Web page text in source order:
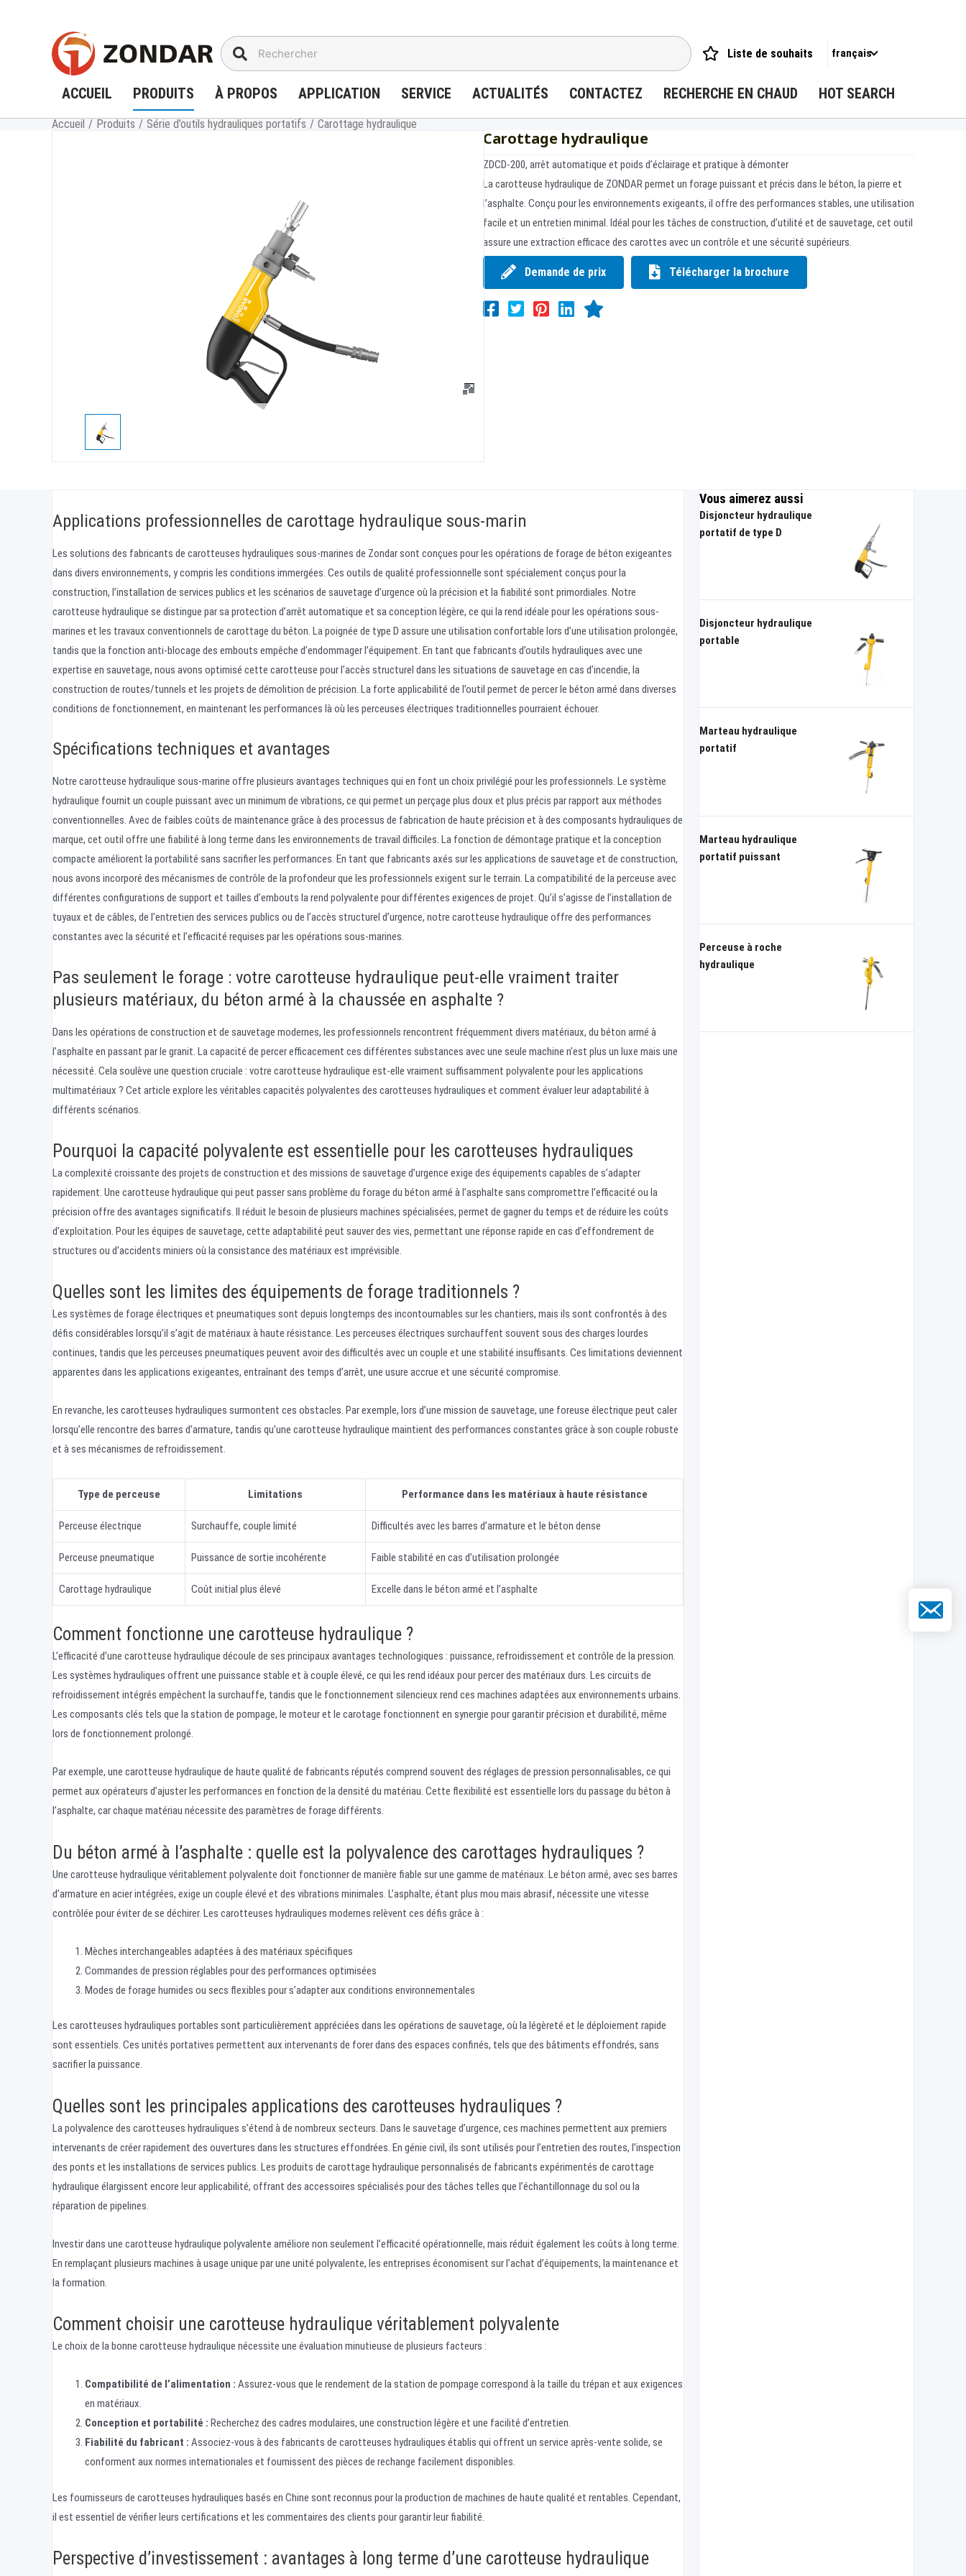
Liste de souhaits français
ACCUEIL PRODUITS À PROPOS APPLICATION SERVICE ACTUALITÉS CONTACTEZ RECHERCHE EN CHAUD HOT SEARCH
Accueil / Produits / Série d’outils hydrauliques portatifs / Carottage hydraulique
Carottage hydraulique
ZDCD-200, arrêt automatique et poids d’éclairage et pratique à démonter
La carotteuse hydraulique de ZONDAR permet un forage puissant et précis dans le béton, la pierre et
l’asphalte. Conçu pour les environnements exigeants, il offre des performances stables, une utilisation
facile et un entretien minimal. Idéal pour les tâches de construction, d’utilité et de sauvetage, cet outil
assure une extraction efficace des carottes avec un contrôle et une sécurité supérieurs.
Demande de prix Télécharger la brochure
Applications professionnelles de carottage hydraulique sous-marin
Les solutions des fabricants de carotteuses hydrauliques sous-marines de Zondar sont conçues pour les opérations de forage de béton exigeantes
dans divers environnements, y compris les conditions immergées. Ces outils de qualité professionnelle sont spécialement conçus pour la
construction, l’installation de services publics et les scénarios de sauvetage d’urgence où la précision et la fiabilité sont primordiales. Notre
carotteuse hydraulique se distingue par sa protection d’arrêt automatique et sa conception légère, ce qui la rend idéale pour les opérations sous-
marines et les travaux conventionnels de carottage du béton. La poignée de type D assure une utilisation confortable lors d’une utilisation prolongée,
tandis que la fonction anti-blocage des embouts empêche d’endommager l’équipement. En tant que fabricants d’outils hydrauliques avec une
expertise en sauvetage, nous avons optimisé cette carotteuse pour l’accès structurel dans les situations de sauvetage en cas d’incendie, la
construction de routes/tunnels et les projets de démolition de précision. La forte applicabilité de l’outil permet de percer le béton armé dans diverses
conditions de fonctionnement, en maintenant les performances là où les perceuses électriques traditionnelles pourraient échouer.
Spécifications techniques et avantages
Notre carotteuse hydraulique sous-marine offre plusieurs avantages techniques qui en font un choix privilégié pour les professionnels. Le système
hydraulique fournit un couple puissant avec un minimum de vibrations, ce qui permet un perçage plus doux et plus précis par rapport aux méthodes
conventionnelles. Avec de faibles coûts de maintenance grâce à des processus de fabrication de haute précision et à des composants hydrauliques de
marque, cet outil offre une fiabilité à long terme dans les environnements de travail difficiles. La fonction de démontage pratique et la conception
compacte améliorent la portabilité sans sacrifier les performances. En tant que fabricants axés sur les applications de sauvetage et de construction,
nous avons incorporé des mécanismes de contrôle de la profondeur que les professionnels exigent sur le terrain. La compatibilité de la perceuse avec
différentes configurations de support et tailles d’embouts la rend polyvalente pour différentes exigences de projet. Qu’il s’agisse de l’installation de
tuyaux et de câbles, de l’entretien des services publics ou de l’accès structurel d’urgence, notre carotteuse hydraulique offre des performances
constantes avec la sécurité et l’efficacité requises par les opérations sous-marines.
Pas seulement le forage : votre carotteuse hydraulique peut-elle vraiment traiter
plusieurs matériaux, du béton armé à la chaussée en asphalte ?
Dans les opérations de construction et de sauvetage modernes, les professionnels rencontrent fréquemment divers matériaux, du béton armé à
l’asphalte en passant par le granit. La capacité de percer efficacement ces différentes substances avec une seule machine n’est plus un luxe mais une
nécessité. Cela soulève une question cruciale : votre carotteuse hydraulique est-elle vraiment suffisamment polyvalente pour les applications
multimatériaux ? Cet article explore les véritables capacités polyvalentes des carotteuses hydrauliques et comment évaluer leur adaptabilité à
différents scénarios.
Pourquoi la capacité polyvalente est essentielle pour les carotteuses hydrauliques
La complexité croissante des projets de construction et des missions de sauvetage d’urgence exige des équipements capables de s’adapter
rapidement. Une carotteuse hydraulique qui peut passer sans problème du forage du béton armé à l’asphalte sans compromettre l’efficacité ou la
précision offre des avantages significatifs. Il réduit le besoin de plusieurs machines spécialisées, permet de gagner du temps et de réduire les coûts
d’exploitation. Pour les équipes de sauvetage, cette adaptabilité peut sauver des vies, permettant une réponse rapide en cas d’effondrement de
structures ou d’accidents miniers où la consistance des matériaux est imprévisible.
Quelles sont les limites des équipements de forage traditionnels ?
Les systèmes de forage électriques et pneumatiques sont depuis longtemps des incontournables sur les chantiers, mais ils sont confrontés à des
défis considérables lorsqu’il s’agit de matériaux à haute résistance. Les perceuses électriques surchauffent souvent sous des charges lourdes
continues, tandis que les perceuses pneumatiques peuvent avoir des difficultés avec un couple et une stabilité insuffisants. Ces limitations deviennent
apparentes dans les applications exigeantes, entraînant des temps d’arrêt, une usure accrue et une sécurité compromise.
En revanche, les carotteuses hydrauliques surmontent ces obstacles. Par exemple, lors d’une mission de sauvetage, une foreuse électrique peut caler
lorsqu’elle rencontre des barres d’armature, tandis qu’une carotteuse hydraulique maintient des performances constantes grâce à son couple robuste
et à ses mécanismes de refroidissement.
Type de perceuse Limitations Performance dans les matériaux à haute résistance
Perceuse électrique Surchauffe, couple limité Difficultés avec les barres d’armature et le béton dense
Perceuse pneumatique Puissance de sortie incohérente Faible stabilité en cas d’utilisation prolongée
Carottage hydraulique Coût initial plus élevé Excelle dans le béton armé et l’asphalte
Comment fonctionne une carotteuse hydraulique ?
L’efficacité d’une carotteuse hydraulique découle de ses principaux avantages technologiques : puissance, refroidissement et contrôle de la pression.
Les systèmes hydrauliques offrent une puissance stable et à couple élevé, ce qui les rend idéaux pour percer des matériaux durs. Les circuits de
refroidissement intégrés empêchent la surchauffe, tandis que le fonctionnement silencieux rend ces machines adaptées aux environnements urbains.
Les composants clés tels que la station de pompage, le moteur et le carotage fonctionnent en synergie pour garantir précision et durabilité, même
lors de fonctionnement prolongé.
Par exemple, une carotteuse hydraulique de haute qualité de fabricants réputés comprend souvent des réglages de pression personnalisables, ce qui
permet aux opérateurs d’ajuster les performances en fonction de la densité du matériau. Cette flexibilité est essentielle lors du passage du béton à
l’asphalte, car chaque matériau nécessite des paramètres de forage différents.
Du béton armé à l’asphalte : quelle est la polyvalence des carottages hydrauliques ?
Une carotteuse hydraulique véritablement polyvalente doit fonctionner de manière fiable sur une gamme de matériaux. Le béton armé, avec ses barres
d’armature en acier intégrées, exige un couple élevé et des vibrations minimales. L’asphalte, étant plus mou mais abrasif, nécessite une vitesse
contrôlée pour éviter de se déchirer. Les carotteuses hydrauliques modernes relèvent ces défis grâce à :
Mèches interchangeables adaptées à des matériaux spécifiques
Commandes de pression réglables pour des performances optimisées
Modes de forage humides ou secs flexibles pour s’adapter aux conditions environnementales
Les carotteuses hydrauliques portables sont particulièrement appréciées dans les opérations de sauvetage, où la légèreté et le déploiement rapide
sont essentiels. Ces unités portatives permettent aux intervenants de forer dans des espaces confinés, tels que des bâtiments effondrés, sans
sacrifier la puissance.
Quelles sont les principales applications des carotteuses hydrauliques ?
La polyvalence des carotteuses hydrauliques s’étend à de nombreux secteurs. Dans le sauvetage d’urgence, ces machines permettent aux premiers
intervenants de créer rapidement des ouvertures dans les structures effondrées. En génie civil, ils sont utilisés pour l’entretien des routes, l’inspection
des ponts et les installations de services publics. Les produits de carottage hydraulique personnalisés de fabricants expérimentés de carottage
hydraulique élargissent encore leur applicabilité, offrant des accessoires spécialisés pour des tâches telles que l’échantillonnage du sol ou la
réparation de pipelines.
Investir dans une carotteuse hydraulique polyvalente améliore non seulement l’efficacité opérationnelle, mais réduit également les coûts à long terme.
En remplaçant plusieurs machines à usage unique par une unité polyvalente, les entreprises économisent sur l’achat d’équipements, la maintenance et
la formation.
Comment choisir une carotteuse hydraulique véritablement polyvalente
Le choix de la bonne carotteuse hydraulique nécessite une évaluation minutieuse de plusieurs facteurs :
Compatibilité de l’alimentation : Assurez-vous que le rendement de la station de pompage correspond à la taille du trépan et aux exigences
en matériaux.
Conception et portabilité : Recherchez des cadres modulaires, une construction légère et une facilité d’entretien.
Fiabilité du fabricant : Associez-vous à des fabricants de carotteuses hydrauliques établis qui offrent un service après-vente solide, se
conforment aux normes internationales et fournissent des pièces de rechange facilement disponibles.
Les fournisseurs de carotteuses hydrauliques basés en Chine sont reconnus pour la production de machines de haute qualité et rentables. Cependant,
il est essentiel de vérifier leurs certifications et les commentaires des clients pour garantir leur fiabilité.
Perspective d’investissement : avantages à long terme d’une carotteuse hydraulique
Vous aimerez aussi
Disjoncteur hydraulique
portatif de type D
Disjoncteur hydraulique
portable
Marteau hydraulique
portatif
Marteau hydraulique
portatif puissant
Perceuse à roche
hydraulique
E-mail